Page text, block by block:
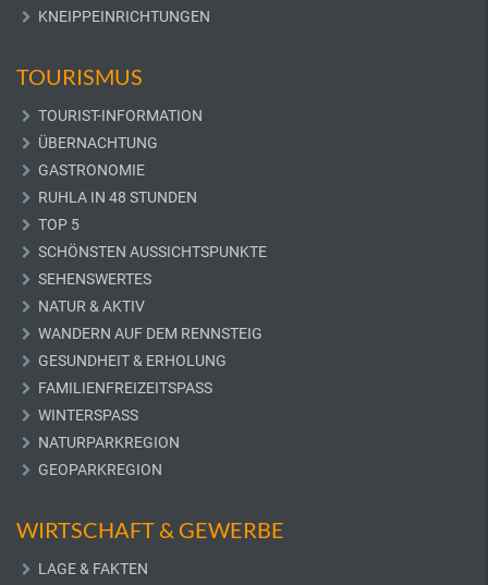
KNEIPPEINRICHTUNGEN
TOURISMUS
TOURIST-INFORMATION
ÜBERNACHTUNG
GASTRONOMIE
RUHLA IN 48 STUNDEN
TOP 5
SCHÖNSTEN AUSSICHTSPUNKTE
SEHENSWERTES
NATUR & AKTIV
WANDERN AUF DEM RENNSTEIG
GESUNDHEIT & ERHOLUNG
FAMILIENFREIZEITSPASS
WINTERSPASS
NATURPARKREGION
GEOPARKREGION
WIRTSCHAFT & GEWERBE
LAGE & FAKTEN